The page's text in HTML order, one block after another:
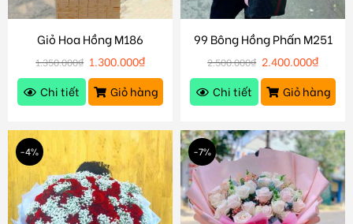
Giỏ Hoa Hồng M186
1.350.000₫ 1.300.000₫
Chi tiết
Giỏ hàng
99 Bông Hồng Phấn M251
2.500.000₫ 2.400.000₫
Chi tiết
Giỏ hàng
-4% -7%